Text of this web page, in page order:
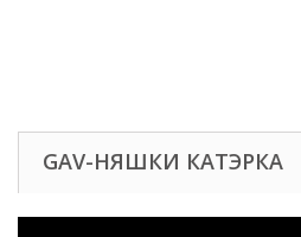
GAV-НЯШКИ КАТЭРКА